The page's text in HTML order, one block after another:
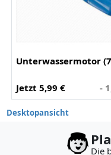
Unterwassermotor
Jetzt 5,99 € -
Desktopansicht
Die